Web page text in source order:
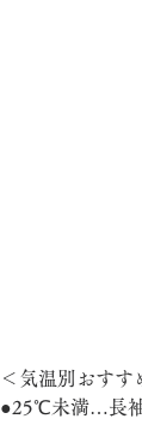
＜気温別おすす
●25℃未満…長袖